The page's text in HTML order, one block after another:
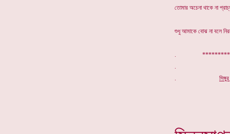
তোমার অচেনা থাকে না প্রাচ্য
শুধু আমাকে বোঝ না বলে
.
.